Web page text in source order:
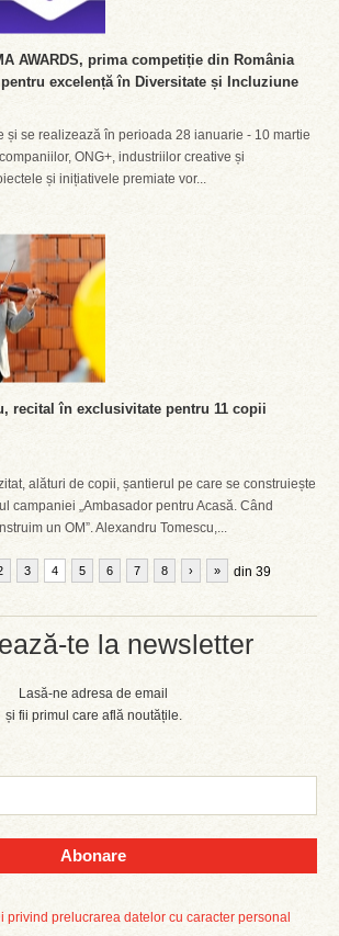
te la newsletter
Lasă-ne adresa de email
și fii primul care află noutățile.
Abonare
privind prelucrarea datelor cu caracter personal
AWARDS, prima competiție din România
excelență în Diversitate și Incluziune
și se realizează în perioada 28 ianuarie - 10 martie
ONG+, industriilor creative și
și inițiativele premiate vor...
recital în exclusivitate pentru 11 copii
alături de copii, șantierul pe care se construiește
campaniei „Ambasador pentru Acasă. Când
un OM”. Alexandru Tomescu,...
3 4 5 6 7 8 din 39
› »